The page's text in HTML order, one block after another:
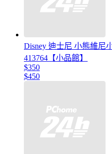
Disney 迪士尼 小熊維尼
413764【小品館】
$350
$450